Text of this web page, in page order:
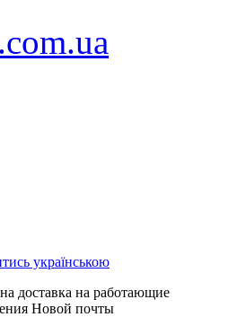
українською
доставка на работающие
Новой почты